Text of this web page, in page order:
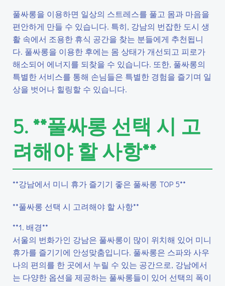
풀싸롱을 이용하면 일상의 스트레스를 풀고 몸과 마음을
편안하게 만들 수 있습니다. 특히, 강남의 번잡한 도시 생
활 속에서 조용한 휴식 공간을 찾는 분들에게 추천됩니
다. 풀싸롱을 이용한 후에는 몸 상태가 개선되고 피로가
해소되어 에너지를 되찾을 수 있습니다. 또한, 풀싸롱의
특별한 서비스를 통해 손님들은 특별한 경험을 즐기며 일
상을 벗어나 힐링할 수 있습니다.
5. **풀싸롱 선택 시 고
려해야 할 사항**
**강남에서 미니 휴가 즐기기 좋은 풀싸롱 TOP 5**
**풀싸롱 선택 시 고려해야 할 사항**
**1. 배경**
서울의 번화가인 강남은 풀싸롱이 많이 위치해 있어 미니
휴가를 즐기기에 안성맞춤입니다. 풀싸롱은 스파와 사우
나의 편의를 한 곳에서 누릴 수 있는 공간으로, 강남에서
는 다양한 옵션을 제공하는 풀싸롱들이 있어 선택의 폭이